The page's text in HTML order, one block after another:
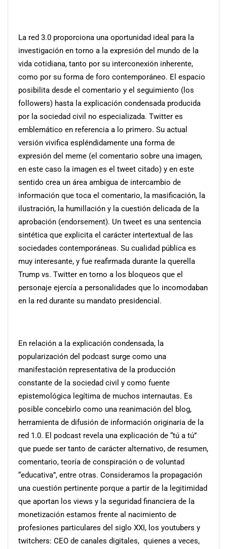
La red 3.0 proporciona una oportunidad ideal para la
investigación en torno a la expresión del mundo de la
vida cotidiana, tanto por su interconexión inherente,
como por su forma de foro contemporáneo. El espacio
posibilita desde el comentario y el seguimiento (los
followers) hasta la explicación condensada producida
por la sociedad civil no especializada. Twitter es
emblemático en referencia a lo primero. Su actual
versión vivifica espléndidamente una forma de
expresión del meme (el comentario sobre una imagen,
en este caso la imagen es el tweet citado) y en este
sentido crea un área ambigua de intercambio de
información que toca el comentario, la masificación, la
ilustración, la humillación y la cuestión delicada de la
aprobación (endorsement). Un tweet es una sentencia
sintética que explicita el carácter intertextual de las
sociedades contemporáneas. Su cualidad pública es
muy interesante, y fue reafirmada durante la querella
Trump vs. Twitter en torno a los bloqueos que el
personaje ejercía a personalidades que lo incomodaban
en la red durante su mandato presidencial.
En relación a la explicación condensada, la
popularización del podcast surge como una
manifestación representativa de la producción
constante de la sociedad civil y como fuente
epistemológica legítima de muchos internautas. Es
posible concebirlo como una reanimación del blog,
herramienta de difusión de información originaria de la
red 1.0. El podcast revela una explicación de “tú a tú”
que puede ser tanto de carácter alternativo, de resumen,
comentario, teoría de conspiración o de voluntad
“educativa”, entre otras. Consideramos la propagación
una cuestión pertinente porque a partir de la legitimidad
que aportan los views y la seguridad financiera de la
monetización estamos frente al nacimiento de
profesiones particulares del siglo XXI, los youtubers y
twitchers: CEO de canales digitales, quienes a veces,